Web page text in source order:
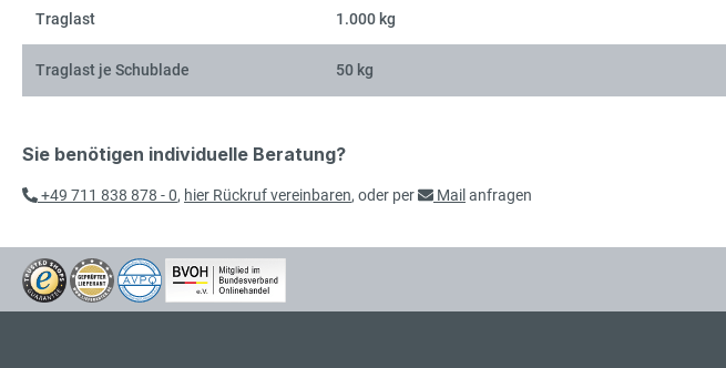
Traglast 1.000 kg
Traglast je Schublade 50 kg
Sie benötigen individuelle Beratung?
+49 711 838 878 - 0, hier Rückruf vereinbaren, oder per Mail anfragen